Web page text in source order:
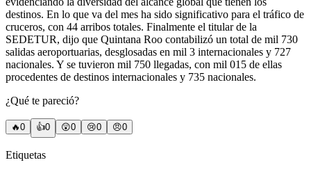
destinos. En lo que va del mes ha sido significativo para el tráfico de
cruceros, con 44 arribos totales. Finalmente el titular de la
SEDETUR, dijo que Quintana Roo contabilizó un total de mil 730
salidas aeroportuarias, desglosadas en mil 3 internacionales y 727
nacionales. Y se tuvieron mil 750 llegadas, con mil 015 de ellas
procedentes de destinos internacionales y 735 nacionales.
¿Qué te pareció?
🔥0 👍0 😲0 😢0 😠0
Etiquetas